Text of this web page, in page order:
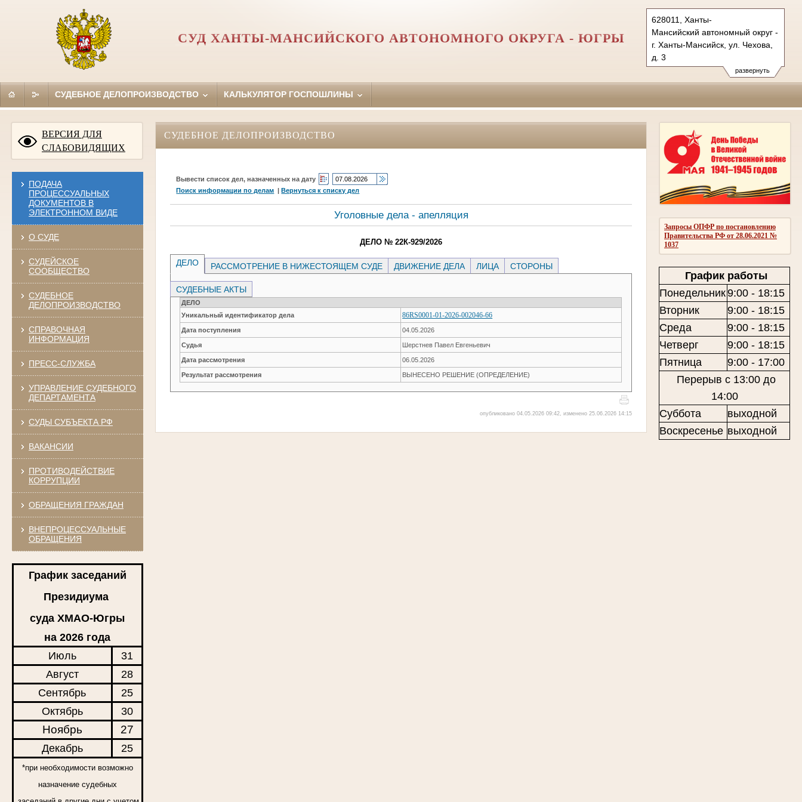
развернуть
628011, Ханты-
Мансийский автономный округ -
г. Ханты-Мансийск, ул. Чехова,
д. 3
Тел.: (3467) 350-687, 350-673,
350-700 (ф.)
oblsud.hmao@sudrf.ru
СУД ХАНТЫ-МАНСИЙСКОГО АВТОНОМНОГО ОКРУГА - ЮГРЫ
СУДЕБНОЕ ДЕЛОПРОИЗВОДСТВО КАЛЬКУЛЯТОР ГОСПОШЛИНЫ
ВЕРСИЯ ДЛЯ
СЛАБОВИДЯЩИХ
ПОДАЧА
ПРОЦЕССУАЛЬНЫХ
ДОКУМЕНТОВ В
ЭЛЕКТРОННОМ ВИДЕ
О СУДЕ
СУДЕЙСКОЕ
СООБЩЕСТВО
СУДЕБНОЕ
ДЕЛОПРОИЗВОДСТВО
СПРАВОЧНАЯ
ИНФОРМАЦИЯ
ПРЕСС-СЛУЖБА
УПРАВЛЕНИЕ СУДЕБНОГО
ДЕПАРТАМЕНТА
СУДЫ СУБЪЕКТА РФ
ВАКАНСИИ
ПРОТИВОДЕЙСТВИЕ
КОРРУПЦИИ
ОБРАЩЕНИЯ ГРАЖДАН
ВНЕПРОЦЕССУАЛЬНЫЕ
ОБРАЩЕНИЯ
График заседаний
Президиума
суда ХМАО-Югры
на 2026 года
Июль
31
Август
28
Сентябрь
25
Октябрь
30
Ноябрь 27
Декабрь 25
*при необходимости возможно
назначение судебных
Запросы ОПФР по постановлению
Правительства РФ от 28.06.2021 №
1037
График работы
Понедельник9:00 - 18:15
Вторник
9:00 - 18:15
Среда
9:00 - 18:15
Четверг
9:00 - 18:15
Пятница
9:00 - 17:00
Перерыв с 13:00 до
14:00
Суббота
выходной
Воскресенье выходной
СУДЕБНОЕ ДЕЛОПРОИЗВОДСТВО
Вывести список дел, назначенных на дату
Поиск информации по делам |Вернуться к списку дел
Уголовные дела - апелляция
ДЕЛО № 22К-929/2026
ДЕЛО РАССМОТРЕНИЕ В НИЖЕСТОЯЩЕМ СУДЕ ДВИЖЕНИЕ ДЕЛА ЛИЦА СТОРОНЫ
СУДЕБНЫЕ АКТЫ
ДЕЛО
Уникальный идентификатор дела
86RS0001-01-2026-002046-66
Дата поступления 04.05.2026
Судья Шерстнев Павел Евгеньевич
Дата рассмотрения 06.05.2026
Результат рассмотрения ВЫНЕСЕНО РЕШЕНИЕ (ОПРЕДЕЛЕНИЕ)
опубликовано 04.05.2026 09:42, изменено 25.06.2026 14:15